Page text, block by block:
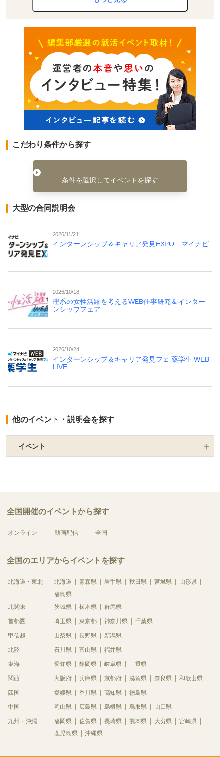
こだわり条件から探す
条件を選択してイベントを探す
大型の合同説明会
2026/11/21
インターンシップ＆キャリア発見EXPO マイナビ
2026/10/18
理系の女性活躍を考えるWEB仕事研究＆インター
ンシップフェア
2026/10/24
インターンシップ＆キャリア発見フェ 薬学生 WEB
LIVE
他のイベント・説明会を探す
イベント
全国開催のイベントから探す
オンライン 動画配信 全国
全国のエリアからイベントを探す
北海道・東北 北海道 青森県 岩手県 秋田県 宮城県
山形県
福島県
北関東
茨城県 栃木県 群馬県
首都圏 埼玉県 東京都 神奈川県 千葉県
甲信越 山梨県 長野県 新潟県
北陸 石川県 富山県 福井県
東海 愛知県 静岡県 岐阜県 三重県
関西 大阪府 兵庫県 京都府 滋賀県 奈良県 和歌山県
四国 愛媛県 香川県 高知県 徳島県
中国 岡山県 広島県 島根県 鳥取県 山口県
九州・沖縄 福岡県 佐賀県 長崎県 熊本県 大分県
宮崎県
鹿児島県
沖縄県